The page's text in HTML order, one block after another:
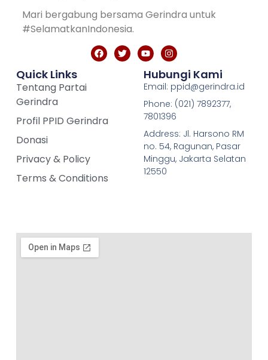
Mari bergabung bersama Gerindra untuk
#SelamatkanIndonesia.
Quick Links
Tentang Partai
Gerindra
Profil PPID Gerindra
Donasi
Privacy & Policy
Terms & Conditions
Hubungi Kami
Email: ppid@gerindra.id
Phone: (021) 7892377,
7801396
Address: Jl. Harsono RM
no. 54, Ragunan, Pasar
Minggu, Jakarta Selatan
12550